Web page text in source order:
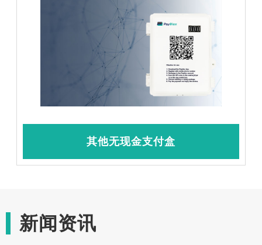
其他无现金支付盒
新闻资讯